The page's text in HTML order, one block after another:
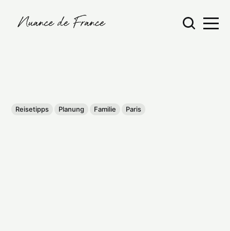
Reisetipps Planung Familie Paris